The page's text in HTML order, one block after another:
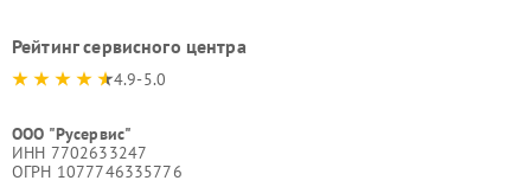
Рейтинг сервисного центра
4.9-5.0
ООО "Русервис"
ИНН 7702633247
ОГРН 1077746335776